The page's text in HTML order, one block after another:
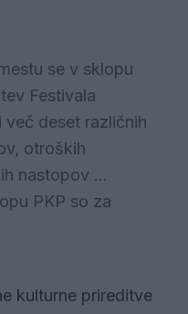
se v sklopu
Festivala
več deset različnih
otroških
nastopov …
PKP so za
kulturne prireditve